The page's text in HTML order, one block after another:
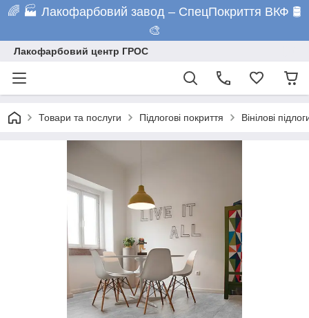
🌈 🏭 Лакофарбовий завод – СпецПокриття ВКФ 🛢️
🎨
Лакофарбовий центр ГРОС
Товари та послуги Підлогові покриття Вінілові